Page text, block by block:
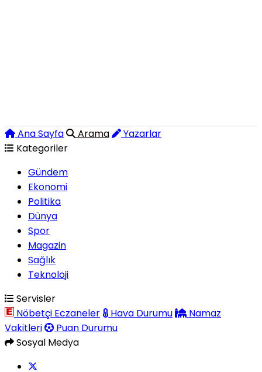
Ana Sayfa Arama
Yazarlar
Kategoriler
Gündem
Ekonomi
Politika
Dünya
Spor
Magazin
Sağlık
Teknoloji
Servisler
Nöbetçi Eczaneler
Hava Durumu
Namaz
Vakitleri
Puan Durumu
Sosyal Medya